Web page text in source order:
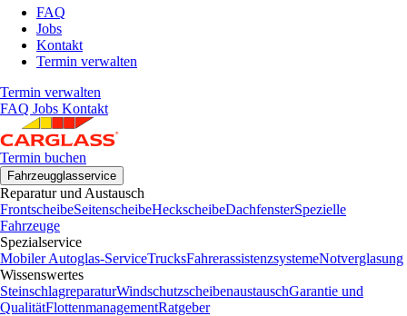
FAQ
Jobs
Kontakt
Termin verwalten
Termin verwalten
FAQ Jobs Kontakt
Termin buchen
Fahrzeugglasservice
Reparatur und Austausch
FrontscheibeSeitenscheibeHeckscheibeDachfensterSpezielle
Fahrzeuge
Spezialservice
Mobiler Autoglas-ServiceTrucksFahrerassistenzsystemeNotverglasung
Wissenswertes
SteinschlagreparaturWindschutzscheibenaustauschGarantie und
QualitätFlottenmanagementRatgeber